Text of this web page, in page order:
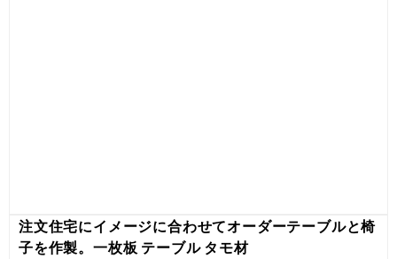
注文住宅にイメージに合わせてオーダーテーブルと椅
子を作製。一枚板 テーブル タモ材